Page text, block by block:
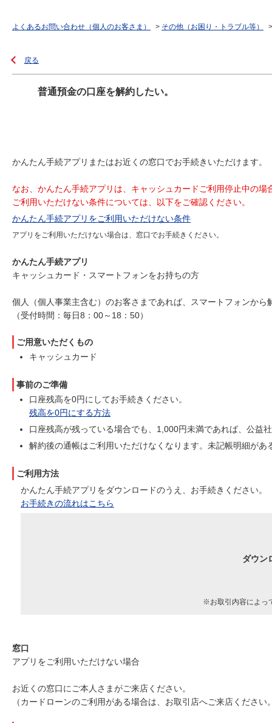
よくあるお問い合わせ（個人のお客さま） > その他（お困り・トラブル等）
戻る
普通預金の口座を解約したい。
かんたん手続アプリまたはお近くの窓口でお手続きいただけます。
なお、かんたん手続アプリは、キャッシュカードご利用停止中の
ご利用いただけない条件については、以下をご確認ください。
かんたん手続アプリをご利用いただけない条件
アプリをご利用いただけない場合は、窓口でお手続きください。
かんたん手続アプリ
キャッシュカード・スマートフォンをお持ちの方
個人（個人事業主含む）のお客さまであれば、スマートフォンから
（受付時間：毎日8：00～18：50）
ご用意いただくもの
キャッシュカード
事前のご準備
口座残高を0円にしてお手続きください。
残高を0円にする方法
口座残高が残っている場合でも、1,000円未満であれば、公益
解約後の通帳はご利用いただけなくなります。未記帳明細があ
ご利用方法
かんたん手続アプリをダウンロードのうえ、お手続きください。
お手続きの流れはこちら
ダウン
※お取引内容によっ
窓口
アプリをご利用いただけない場合
お近くの窓口にご本人さまがご来店ください。
（カードローンのご利用がある場合は、お取引店へご来店ください